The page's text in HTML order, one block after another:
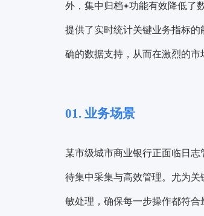
外， 集中归档 功能有效降低了
提供了实时统计关键业务指标
确的数据支持，从而在激烈的市
01. 业务场景
某市级城市商业银行正面临日
待集中采集与高效管理。尤为
敏处理，确保每一步操作都符合